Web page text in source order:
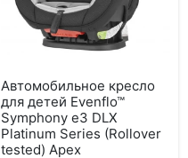
Автомобильное кресло
для детей Evenflo™
Symphony e3 DLX
Platinum Series (Rollover
tested) Apex